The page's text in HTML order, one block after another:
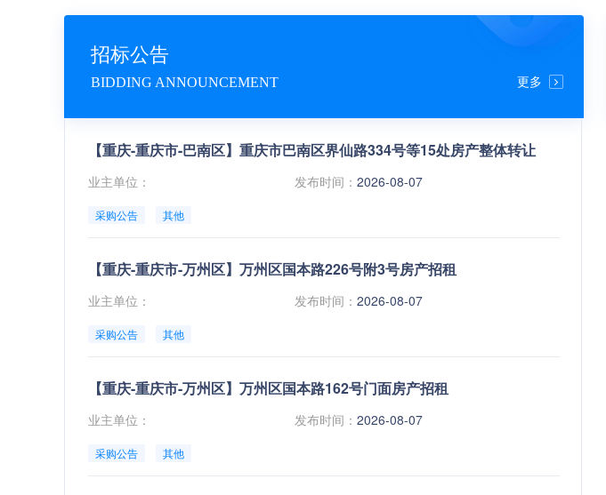
平均下浮率：
青海 4.62%
平均下浮率： 5.83%
广西
6.52%
广东 5.37%
海南
招标公告
BIDDING ANNOUNCEMENT 更多
【重庆-重庆市-巴南区】重庆市巴南区界仙路334号等15处房产整体转让
业主单位： 发布时间： 2026-08-07
采购公告 其他
【重庆-重庆市-万州区】万州区国本路226号附3号房产招租
业主单位： 发布时间： 2026-08-07
采购公告 其他
【重庆-重庆市-万州区】万州区国本路162号门面房产招租
业主单位： 发布时间： 2026-08-07
采购公告 其他